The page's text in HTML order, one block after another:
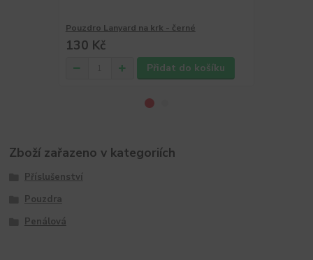
Pouzdro Lanyard na krk - černé
130 Kč
Přidat do košíku
Zboží zařazeno v kategoriích
Příslušenství
Pouzdra
Penálová